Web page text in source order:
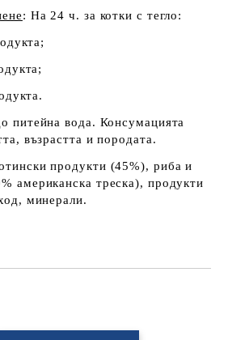
: На 24 ч. за котки с тегло:
питейна вода. Консумацията
възрастта и породата.
продукти (45%), риба и
американска треска), продукти
минерали.